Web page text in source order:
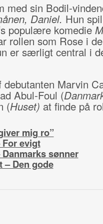
med sin Bodil-
Daniel. Hun
populære komedie
rollen som Rose i
er særligt central i
Marvin
Abul-Foul (
(Huset) at finde på
mig ro”
evigt
sønner
– Den gode